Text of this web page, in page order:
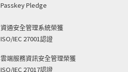
Passkey Pledge
資通安全管理系統榮獲
ISO/IEC 27001認證
雲端服務資訊安全管理榮獲
ISO/IEC 27017認證